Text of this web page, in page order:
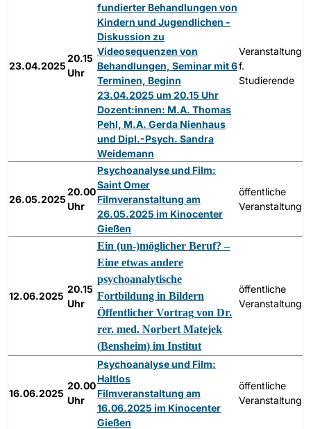
23.04.2025
20.15
Uhr
fundierter Behandlungen von
Kindern und Jugendlichen -
Diskussion zu
Videosequenzen von
Behandlungen, Seminar mit 6
Terminen, Beginn
23.04.2025 um 20.15 Uhr
Dozent:innen: M.A. Thomas
Pehl, M.A. Gerda Nienhaus
und Dipl.-Psych. Sandra
Weidemann
Veranstaltung
f.
Studierende
26.05.2025
20.00
Uhr
Psychoanalyse und Film:
Saint Omer
Filmveranstaltung am
26.05.2025 im Kinocenter
Gießen
öffentliche
Veranstaltung
12.06.2025
20.15
Uhr
Ein (un-)möglicher Beruf? –
Eine etwas andere
psychoanalytische
Fortbildung in Bildern
Öffentlicher Vortrag von Dr.
rer. med. Norbert Matejek
(Bensheim) im Institut
öffentliche
Veranstaltung
16.06.2025
20.00
Uhr
Psychoanalyse und Film:
Haltlos
Filmveranstaltung am
16.06.2025 im Kinocenter
Gießen
öffentliche
Veranstaltung